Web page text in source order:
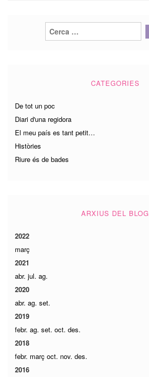
Cerca:
CATEGORIES
De tot un poc
Diari d'una regidora
El meu país es tant petit…
Històries
Riure és de bades
ARXIUS DEL BLOG
2022
març
2021
abr. jul. ag.
2020
abr. ag. set.
2019
febr. ag. set. oct. des.
2018
febr. març oct. nov. des.
2016